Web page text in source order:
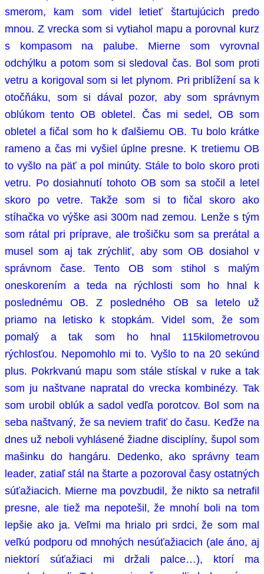
smerom, kam som videl letieť štartujúcich predo
mnou. Z vrecka som si vytiahol mapu a porovnal kurz
s kompasom na palube. Mierne som vyrovnal
odchýlku a potom som si sledoval čas. Bol som proti
vetru a korigoval som si let plynom. Pri priblížení sa k
otočňáku, som si dával pozor, aby som správnym
oblúkom tento OB obletel. Čas mi sedel, OB som
obletel a fičal som ho k ďalšiemu OB. Tu bolo krátke
rameno a čas mi vyšiel úplne presne. K tretiemu OB
to vyšlo na päť a pol minúty. Stále to bolo skoro proti
vetru. Po dosiahnutí tohoto OB som sa stočil a letel
skoro po vetre. Takže som si to fičal skoro ako
stíhačka vo výške asi 300m nad zemou. Lenže s tým
som rátal pri príprave, ale trošičku som sa prerátal a
musel som aj tak zrýchliť, aby som OB dosiahol v
správnom čase. Tento OB som stihol s malým
oneskorením a teda na rýchlosti som ho hnal k
poslednému OB. Z posledného OB sa letelo už
priamo na letisko k stopkám. Videl som, že som
pomalý a tak som ho hnal 115kilometrovou
rýchlosťou. Nepomohlo mi to. Vyšlo to na 20 sekúnd
plus. Pokrkvanú mapu som stále stískal v ruke a tak
som ju naštvane napratal do vrecka kombinézy. Tak
som urobil oblúk a sadol vedľa porotcov. Bol som na
seba naštvaný, že sa neviem trafiť do času. Keďže na
dnes už neboli vyhlásené žiadne disciplíny, šupol som
mašinku do hangáru. Dedenko, ako správny team
leader, zatiaľ stál na štarte a pozoroval časy ostatných
súťažiacich. Mierne ma povzbudil, že nikto sa netrafil
presne, ale tiež ma nepotešil, že mnohí boli na tom
lepšie ako ja. Veľmi ma hrialo pri srdci, že som mal
veľkú podporu od mnohých nesúťažiacich (ale áno, aj
niektorí súťažiaci mi držali palce…), ktorí ma